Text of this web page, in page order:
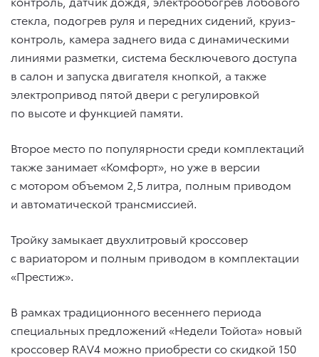
стекла, подогрев руля и передних сидений, круиз-
контроль, камера заднего вида с динамическими
линиями разметки, система бесключевого доступа
в салон и запуска двигателя кнопкой, а также
электропривод пятой двери с регулировкой
по высоте и функцией памяти.
Второе место по популярности среди комплектаций
также занимает «Комфорт», но уже в версии
с мотором объемом 2,5 литра, полным приводом
и автоматической трансмиссией.
Тройку замыкает двухлитровый кроссовер
с вариатором и полным приводом в комплектации
«Престиж».
В рамках традиционного весеннего периода
специальных предложений «Недели Тойота» новый
кроссовер RAV4 можно приобрести со скидкой 150